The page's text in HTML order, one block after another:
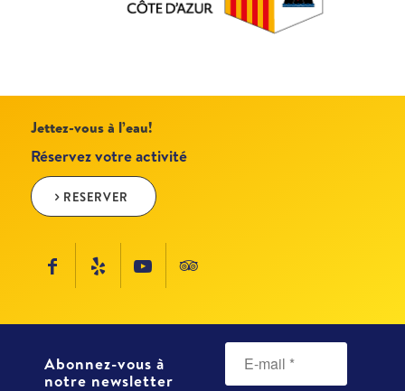
Jettez-vous à l’eau!
Réservez votre activité
RESERVER
Abonnez-vous à
notre newsletter